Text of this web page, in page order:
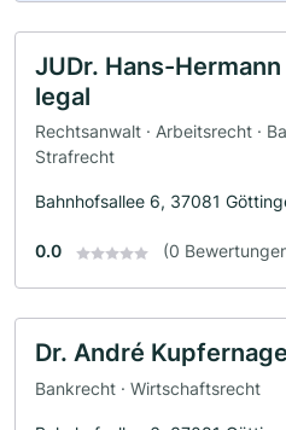
JUDr. Hans-
legal
Rechtsanwalt · Arbeitsrecht ·
Strafrecht
Bahnhofsallee 6, 37081
0.0 (0
Dr. André
Bankrecht · Wirtschaftsrecht